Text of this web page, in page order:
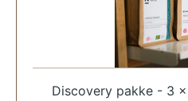
Discovery pakke - 3